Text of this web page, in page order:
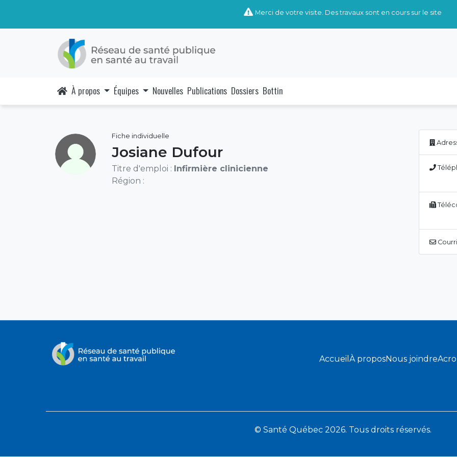
Merci de votre visite. Des travaux sont en cours sur le site
À propos Équipes Nouvelles Publications Dossiers Bottin
Fiche individuelle
Josiane Dufour
Titre d'emploi : Infirmière clinicienne
Région :
Accueil À proposNous joindre
© Santé Québec 2026. Tous droits réservés.